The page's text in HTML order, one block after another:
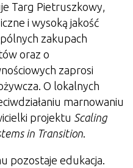
Targ Pietruszkowy,
i wysoką jakość
zakupach
oraz o
zaprosi
O lokalnych
marnowaniu
projektu Scaling
in Transition.
pozostaje edukacja.